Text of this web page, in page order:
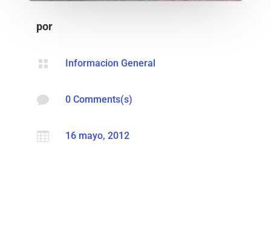
por
 Informacion General
 0 Comments(s)
 16 mayo, 2012